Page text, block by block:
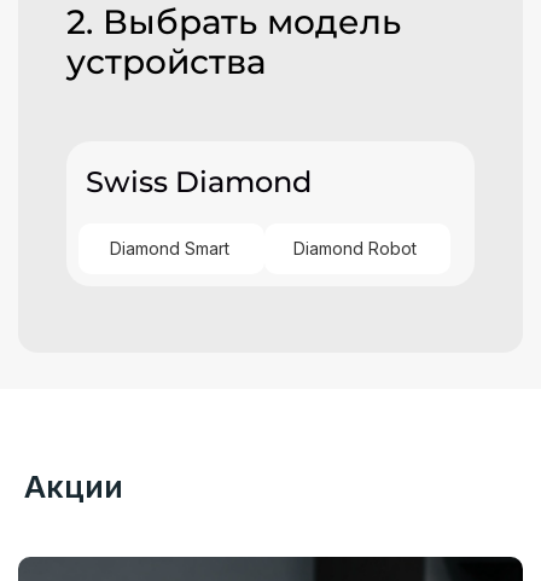
2. Выбрать модель
устройства
Swiss Diamond
Diamond Smart Diamond Robot
Акции